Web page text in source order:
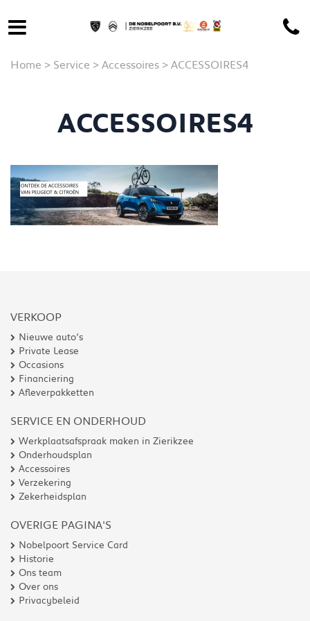
Home > Service > Accessoires > ACCESSOIRES4
ACCESSOIRES4
VERKOOP
Nieuwe auto’s
Private Lease
Occasions
Financiering
Afleverpakketten
SERVICE EN ONDERHOUD
Werkplaatsafspraak maken in Zierikzee
Onderhoudsplan
Accessoires
Verzekering
Zekerheidsplan
OVERIGE PAGINA'S
Nobelpoort Service Card
Historie
Ons team
Over ons
Privacybeleid